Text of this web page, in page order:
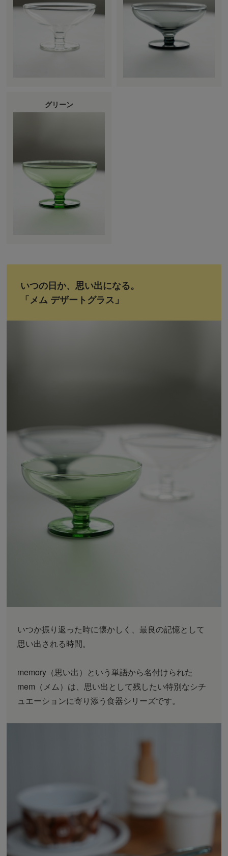
グリーン
いつの日か、思い出になる。
「メム デザートグラス」
いつか振り返った時に懐かしく、最良の記憶として
思い出される時間。
memory（思い出）という単語から名付けられた
mem（メム）は、思い出として残したい特別なシチ
ュエーションに寄り添う食器シリーズです。